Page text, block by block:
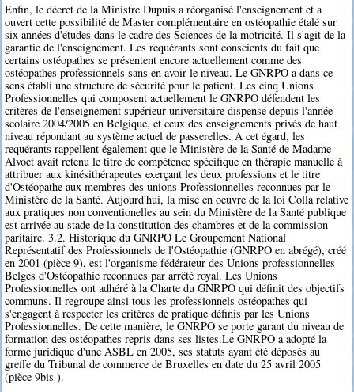
Enfin, le décret de la Ministre Dupuis a réorganisé l'enseignement et a
ouvert cette possibilité de Master complémentaire en ostéopathie étalé sur
six années d'études dans le cadre des Sciences de la motricité. Il s'agit de la
garantie de l'enseignement. Les requérants sont conscients du fait que
certains ostéopathes se présentent encore actuellement comme des
ostéopathes professionnels sans en avoir le niveau. Le GNRPO a dans ce
sens établi une structure de sécurité pour le patient. Les cinq Unions
Professionnelles qui composent actuellement le GNRPO défendent les
critères de l'enseignement supérieur universitaire dispensé depuis l'année
scolaire 2004/2005 en Belgique, et ceux des enseignements privés de haut
niveau répondant au système actuel de passerelles. A cet égard, les
requérants rappellent également que le Ministère de la Santé de Madame
Alvoet avait retenu le titre de compétence spécifique en thérapie manuelle à
attribuer aux kinésithérapeutes exerçant les deux professions et le titre
d'Ostéopathe aux membres des unions Professionnelles reconnues par le
Ministère de la Santé. Aujourd'hui, la mise en oeuvre de la loi Colla relative
aux pratiques non conventionelles au sein du Ministère de la Santé publique
est arrivée au stade de la constitution des chambres et de la commission
paritaire. 3.2. Historique du GNRPO Le Groupement National
Représentatif des Professionnels de l'Ostéopathie (GNRPO en abrégé), créé
en 2001 (pièce 9), est l'organisme fédérateur des Unions professionnelles
Belges d'Ostéopathie reconnues par arrêté royal. Les Unions
Professionnelles ont adhéré à la Charte du GNRPO qui définit des objectifs
communs. Il regroupe ainsi tous les professionnels ostéopathes qui
s'engagent à respecter les critères de pratique définis par les Unions
Professionnelles. De cette manière, le GNRPO se porte garant du niveau de
formation des ostéopathes repris dans ses listes.Le GNRPO a adopté la
forme juridique d'une ASBL en 2005, ses statuts ayant été déposés au
greffe du Tribunal de commerce de Bruxelles en date du 25 avril 2005
(pièce 9bis ).